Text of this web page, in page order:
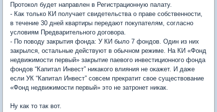
Протокол будет направлен в Регистрационную палату.
- Как только КИ получает свидетельства о праве собственности,
в течение 30 дней квартиры передают покупателям, согласно
условиям Предварительного договора.
- По поводу закрытия фонда: У КИ было 7 фондов. Один из них
закрылся, остальные действуют в обычном режиме. На КИ «Фонд
недвижимости первый» закрытие паевого инвестиционного фонда
фондов “Капитал Инвест” никакого влияния не окажет. И даже
если УК “Капитал Инвест” совсем прекратит свое существование
«Фонд недвижимости первый» это не затронет никак.
Ну как то так вот.